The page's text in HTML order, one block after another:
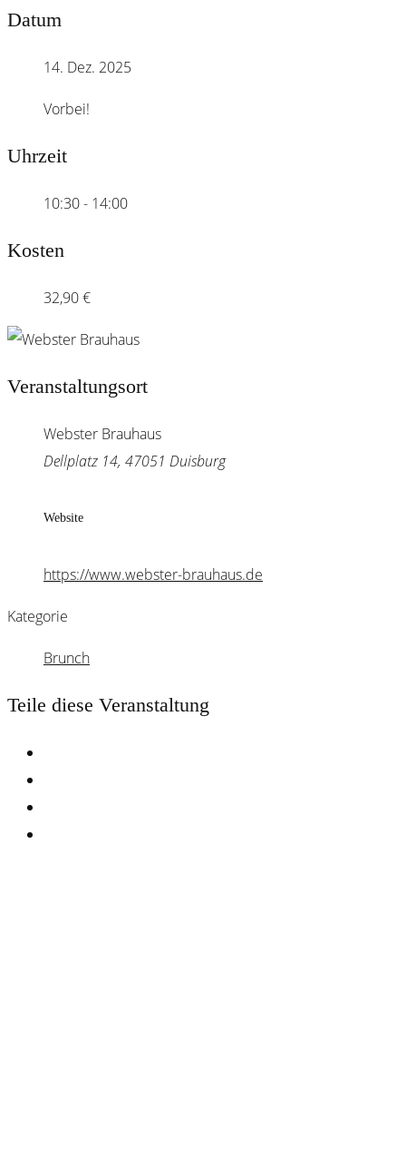
Datum
14. Dez. 2025
Vorbei!
Uhrzeit
10:30 - 14:00
Kosten
32,90 €
Veranstaltungsort
Webster Brauhaus
Dellplatz 14, 47051 Duisburg
Website
https://www.webster-brauhaus.de
Kategorie
Brunch
Teile diese Veranstaltung